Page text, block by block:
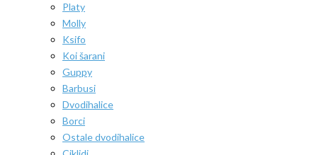
Platy
Molly
Ksifo
Koi šarani
Guppy
Barbusi
Dvodihalice
Borci
Ostale dvodihalice